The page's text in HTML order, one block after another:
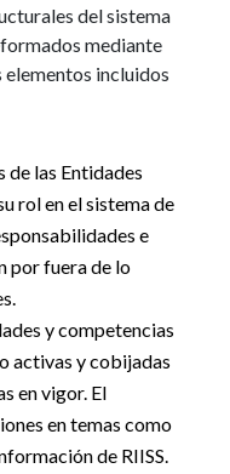
del sistema
mediante
elementos incluidos
de las Entidades
rol en el sistema de
e
por fuera de lo
y competencias
activas y cobijadas
en vigor. El
en temas como
de RIISS.